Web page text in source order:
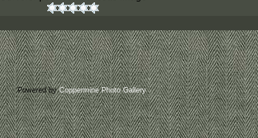
Powered byCoppermine Photo Gallery